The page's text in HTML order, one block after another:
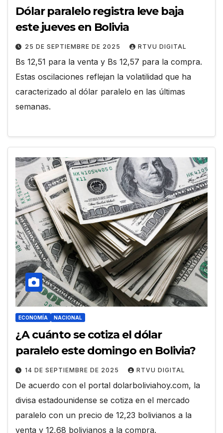
Dólar paralelo registra leve baja
este jueves en Bolivia
25 DE SEPTIEMBRE DE 2025 RTVU DIGITAL
Bs 12,51 para la venta y Bs 12,57 para la compra.
Estas oscilaciones reflejan la volatilidad que ha
caracterizado al dólar paralelo en las últimas
semanas.
ECONOMÍA NACIONAL
¿A cuánto se cotiza el dólar
paralelo este domingo en Bolivia?
14 DE SEPTIEMBRE DE 2025 RTVU DIGITAL
De acuerdo con el portal dolarboliviahoy.com, la
divisa estadounidense se cotiza en el mercado
paralelo con un precio de 12,23 bolivianos a la
venta y 12,68 bolivianos a la compra.